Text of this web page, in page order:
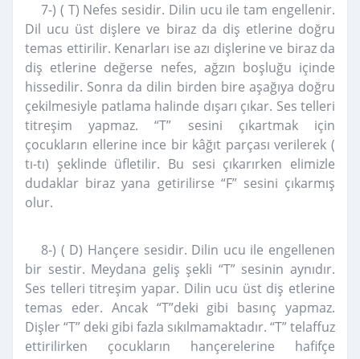
7-) ( T) Nefes sesidir. Dilin ucu ile tam engellenir.
Dil ucu üst dişlere ve biraz da diş etlerine doğru
temas ettirilir. Kenarları ise azı dişlerine ve biraz da
diş etlerine değerse nefes, ağzın boşluğu içinde
hissedilir. Sonra da dilin birden bire aşağıya doğru
çekilmesiyle patlama halinde dışarı çıkar. Ses telleri
titreşim yapmaz. “T” sesini çıkartmak için
çocukların ellerine ince bir kâğıt parçası verilerek (
tı-tı) şeklinde üfletilir. Bu sesi çıkarırken elimizle
dudaklar biraz yana getirilirse “F” sesini çıkarmış
olur.
8-) ( D) Hançere sesidir. Dilin ucu ile engellenen
bir sestir. Meydana geliş şekli “T” sesinin aynıdır.
Ses telleri titreşim yapar. Dilin ucu üst diş etlerine
temas eder. Ancak “T”deki gibi basınç yapmaz.
Dişler “T” deki gibi fazla sıkılmamaktadır. “T” telaffuz
ettirilirken çocukların hançerelerine hafifçe